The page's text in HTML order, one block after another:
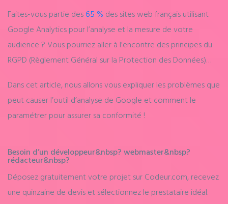
Faites-vous partie des 65 % des sites web français utilisant
Google Analytics pour l’analyse et la mesure de votre
audience ? Vous pourriez aller à l’encontre des principes du
RGPD (Règlement Général sur la Protection des Données)…
Dans cet article, nous allons vous expliquer les problèmes que
peut causer l’outil d’analyse de Google et comment le
paramétrer pour assurer sa conformité !
Besoin d’un développeur&nbsp? webmaster&nbsp?
rédacteur&nbsp?
Déposez gratuitement votre projet sur Codeur.com, recevez
une quinzaine de devis et sélectionnez le prestataire idéal.